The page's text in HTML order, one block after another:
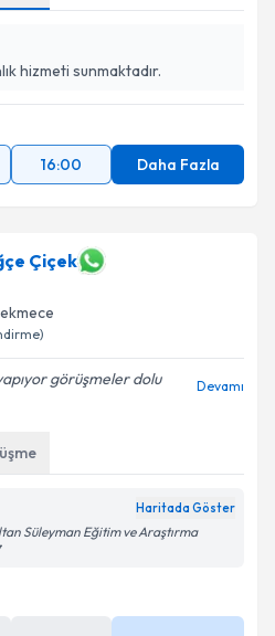
hizmeti sunmaktadır.
16:00 Daha Fazla
Çiçek
görüşmeler dolu
Devamı
Haritada Göster
Süleyman Eğitim ve Araştırma